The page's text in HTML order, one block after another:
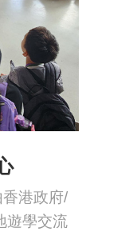
港政府/
遊學交流